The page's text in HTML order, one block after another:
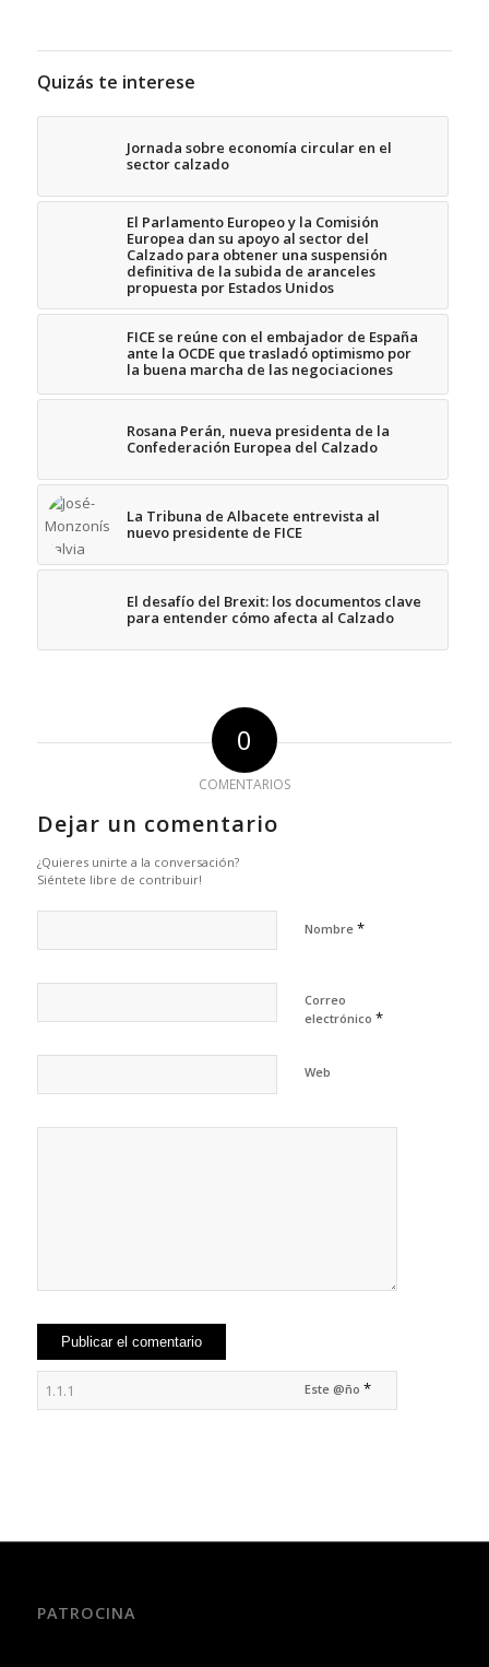
Quizás te interese
Jornada sobre economía circular en el
sector calzado
El Parlamento Europeo y la Comisión
Europea dan su apoyo al sector del
Calzado para obtener una suspensión
definitiva de la subida de aranceles
propuesta por Estados Unidos
FICE se reúne con el embajador de España
ante la OCDE que trasladó optimismo por
la buena marcha de las negociaciones
Rosana Perán, nueva presidenta de la
Confederación Europea del Calzado
La Tribuna de Albacete entrevista al
nuevo presidente de FICE
El desafío del Brexit: los documentos clave
para entender cómo afecta al Calzado
0
COMENTARIOS
Dejar un comentario
¿Quieres unirte a la conversación?
Siéntete libre de contribuir!
Nombre *
Correo
electrónico *
Web
Este @ño *
PATROCINA